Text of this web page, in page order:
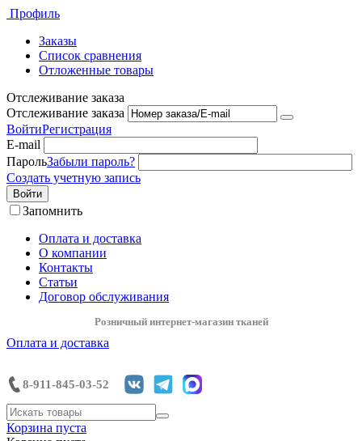
Профиль
Заказы
Список сравнения
Отложенные товары
Отслеживание заказа
Отслеживание заказа
ВойтиРегистрация
E-mail
ПарольЗабыли пароль?
Создать учетную запись
Войти
Запомнить
Оплата и доставка
О компании
Контакты
Статьи
Договор обслуживания
Розничный интернет-магазин тканей
Оплата и доставка
8-911-845-03-52
Корзина пуста